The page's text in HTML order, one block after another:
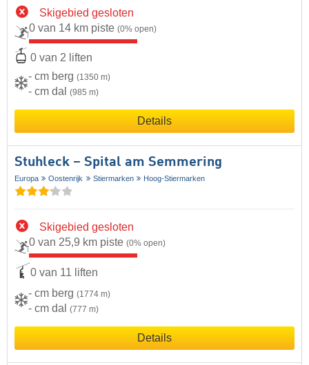
Skigebied gesloten
0 van 14 km piste (0% open)
0 van 2 liften
- cm berg (1350 m)
- cm dal (985 m)
Details
Stuhleck – Spital am Semmering
Europa Oostenrijk Stiermarken Hoog-Stiermarken
Skigebied gesloten
0 van 25,9 km piste (0% open)
0 van 11 liften
- cm berg (1774 m)
- cm dal (777 m)
Details